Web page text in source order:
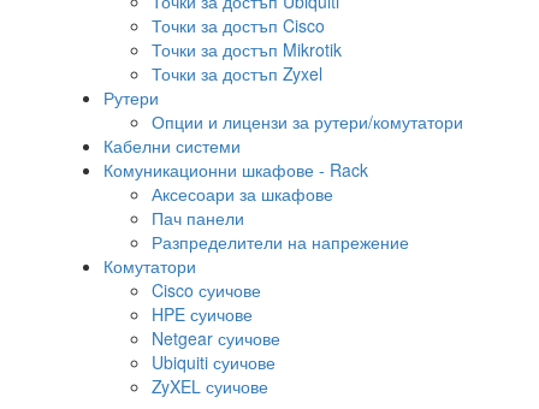
Точки за достъп Cisco
Точки за достъп Mikrotik
Точки за достъп Zyxel
Рутери
Опции и лицензи за рутери/комутатори
Кабелни системи
Комуникационни шкафове - Rack
Аксесоари за шкафове
Пач панели
Разпределители на напрежение
Комутатори
Cisco суичове
HPE суичове
Netgear суичове
Ubiquiti суичове
ZyXEL суичове